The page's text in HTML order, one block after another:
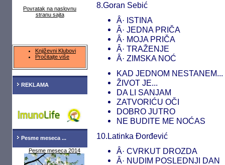
Povratak na naslovnu
stranu sajta
Književni Klubovi
Pročitajte više
REKLAMA
Pesme meseca ...
Pesme meseca 2014
8.Goran Sebić
Â· ISTINA
Â· JEDNA PRIČA
Â· MOJA PRIČA
Â· TRAŽENJE
Â· ZIMSKA NOĆ
KAD JEDNOM NESTANEM...
ŽIVOT JE...
DA LI SANJAM
ZATVORIĆU OČI
DOBRO JUTRO
NE BUDITE ME NOĆAS
10.Latinka Đorđević
Â· CVRKUT DROZDA
Â· NUDIM POSLEDNJI DAN